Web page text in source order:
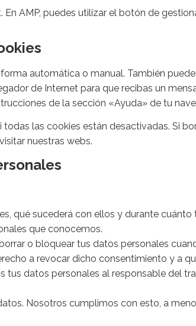
AMP, puedes utilizar el botón de
automática o manual. También
de Internet para que recibas un
de la sección «Ayuda» de tu
las cookies están desactivadas. Si
nuestras webs.
qué sucederá con ellos y durante cuánto
que conocemos.
o bloquear tus datos personales
a revocar dicho consentimiento y a
datos personales al responsable del
Nosotros cumplimos con esto, a